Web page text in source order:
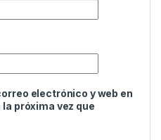
electrónico y web en
próxima vez que